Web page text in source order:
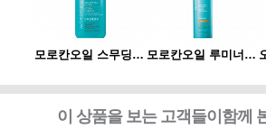
모로칸오일 스무딩 로션 300ml 모로칸오일 루미너스 헤어 스프레이 스트롱 330ml
이 상품을 보는 고객들이함께